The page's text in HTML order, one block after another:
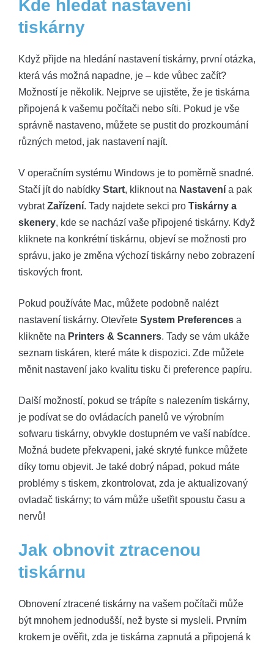
Kde hledat nastavení
tiskárny
Když přijde na hledání nastavení tiskárny, první otázka,
která vás možná napadne, je – kde vůbec začít?
Možností je několik. Nejprve se ujistěte, že je tiskárna
připojená k vašemu počítači nebo síti. Pokud je vše
správně nastaveno, můžete se pustit do prozkoumání
různých metod, jak nastavení najít.
V operačním systému Windows je to poměrně snadné.
Stačí jít do nabídky Start, kliknout na Nastavení a pak
vybratZařízení. Tady najdete sekci pro Tiskárny a
skenery, kde se nachází vaše připojené tiskárny. Když
kliknete na konkrétní tiskárnu, objeví se možnosti pro
správu, jako je změna výchozí tiskárny nebo zobrazení
tiskových front.
Pokud používáte Mac, můžete podobně nalézt
nastavení tiskárny. Otevřete System Preferences a
klikněte na Printers & Scanners. Tady se vám ukáže
seznam tiskáren, které máte k dispozici. Zde můžete
měnit nastavení jako kvalitu tisku či preference papíru.
Další možností, pokud se trápíte s nalezením tiskárny,
je podívat se do ovládacích panelů ve výrobním
sofwaru tiskárny, obvykle dostupném ve vaší nabídce.
Možná budete překvapeni, jaké skryté funkce můžete
díky tomu objevit. Je také dobrý nápad, pokud máte
problémy s tiskem, zkontrolovat, zda je aktualizovaný
ovladač tiskárny; to vám může ušetřit spoustu času a
nervů!
Jak obnovit ztracenou
tiskárnu
Obnovení ztracené tiskárny na vašem počítači může
být mnohem jednodušší, než byste si mysleli. Prvním
krokem je ověřit, zda je tiskárna zapnutá a připojená k